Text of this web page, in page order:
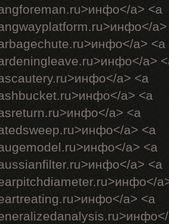
a> <a
a>
a> <a
a>
a> <a
a> <a
a> <a
a> <a
a> <a
a> <a
a> <a